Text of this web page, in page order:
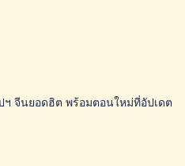
ฯ จีนยอดฮิต พร้อมตอนใหม่ที่อัปเดต